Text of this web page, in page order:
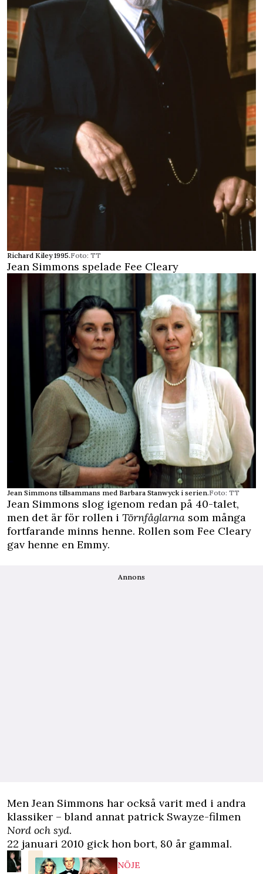
Richard Kiley 1995.Foto: TT
Jean Simmons spelade Fee Cleary
Jean Simmons tillsammans med Barbara Stanwyck i serien.Foto: TT
Jean Simmons slog igenom redan på 40-talet,
men det är för rollen i Törnfåglarna som många
fortfarande minns henne. Rollen som Fee Cleary
gav henne en Emmy.
Annons
Men Jean Simmons har också varit med i andra
klassiker – bland annat patrick Swayze-filmen
Nord och syd.
22 januari 2010 gick hon bort, 80 år gammal.
NÖJE